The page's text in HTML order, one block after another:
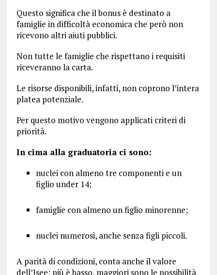
Questo significa che il bonus è destinato a
famiglie in difficoltà economica che però non
ricevono altri aiuti pubblici.
Non tutte le famiglie che rispettano i requisiti
riceveranno la carta.
Le risorse disponibili, infatti, non coprono l’intera
platea potenziale.
Per questo motivo vengono applicati criteri di
priorità.
In cima alla graduatoria ci sono:
nuclei con almeno tre componenti e un
figlio under 14;
famiglie con almeno un figlio minorenne;
nuclei numerosi, anche senza figli piccoli.
A parità di condizioni, conta anche il valore
dell’Isee: più è basso, maggiori sono le possibilità